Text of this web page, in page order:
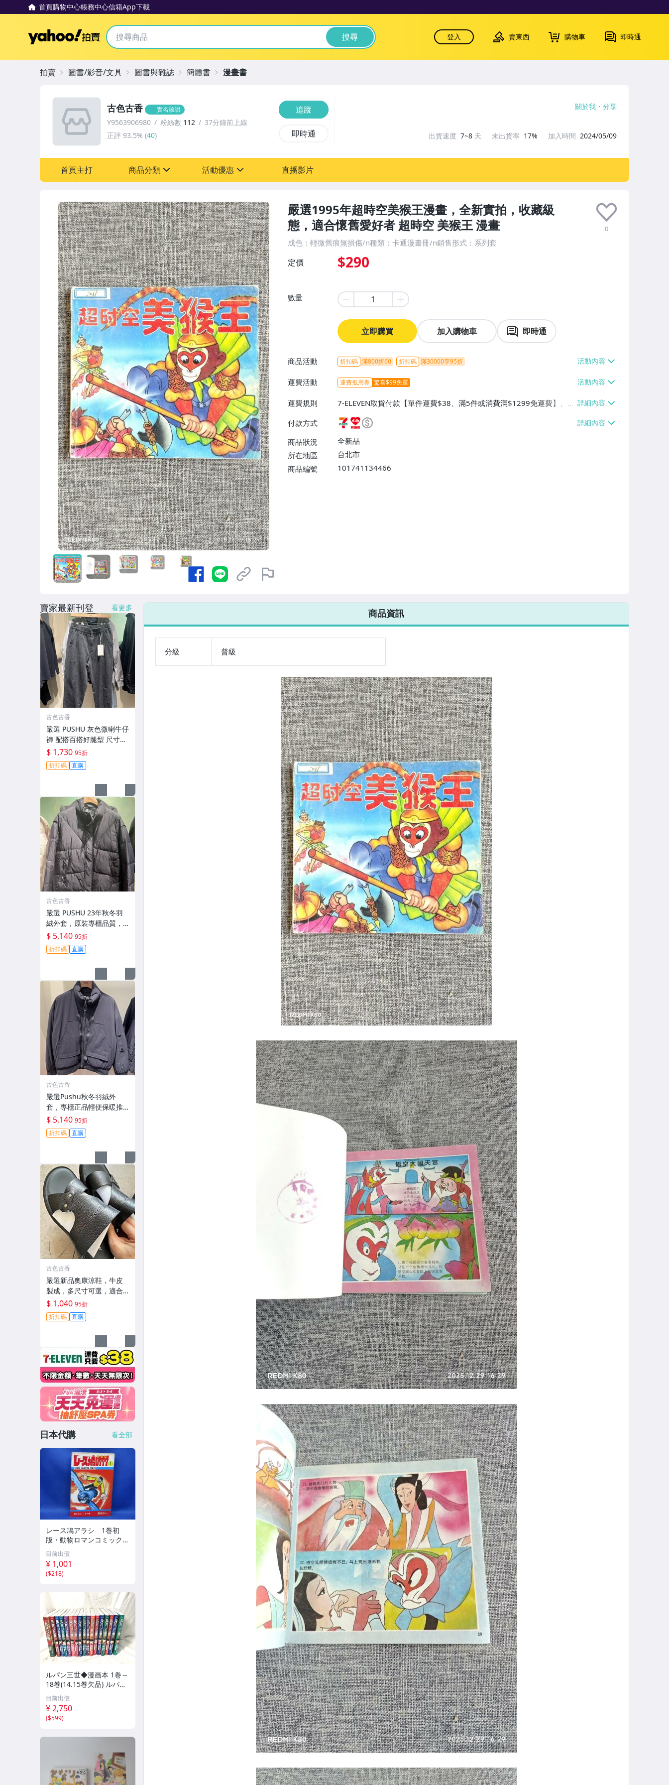
首頁購物中心帳務中心信箱App下載
Yahoo拍賣 搜尋 登入 賣東西 購物車 即時通
嚴選1995年超時空美猴王漫畫，全新實拍，收藏級
態，適合懷舊愛好者 超時空 美猴王 漫畫
0
成色：輕微舊痕無損傷/n種類：卡通漫畫冊/n銷售形式：系列套
定價 $290
數量
立即購買 加入購物車 即時通
商品活動 折扣碼 滿800折60 折扣碼 滿30000享95折
運費活動 運費抵用券 驚喜$99免運
運費規則
7-ELEVEN取貨付款【單件運費$38、滿5件或消費滿$1299免運費】、7-
ELEVEN取貨不付款【免運費】、萊爾富取貨付款【單件運費$60、滿5件
或消費滿$1299免運費】、宅配/貨運【單件運費$120、滿5件或消費滿
$1599免運費】
付款方式
商品狀況
全新品
所在地區
台北市
商品編號
101741134466
古色古香 實名驗證
Y9563906980 粉絲數 112
37分鐘前上線
正評 93.5% (40)
追蹤
即時通
關於我 分享
出貨速度 7~8 天 未出貨率 17% 加入時間 2024/05/09
首頁主打 商品分類
圖書/影音/文具
古董、藝術與礦石
玩具、模型與公仔
男性精品與服飾
女裝與服飾配件
偶像、球員卡與郵幣
手錶與飾品配件
女包精品與女鞋
活動優惠
[全店] 週年慶
直播影片
拍賣 圖書/影音/文具 圖書與雜誌 簡體書 漫畫書
商品資訊
分級 普級
賣家最新刊登 看更多
古色古香
嚴選 PUSHU 灰色微喇牛仔
褲 配搭百搭好腿型 尺寸28
-34 灰色牛仔褲 潮流穿搭
修身設計
$ 1,730 95折
折扣碼 直購
古色古香
嚴選 PUSHU 23年秋冬羽
絨外套，原裝專櫃品質，
輕盈保暖適合過渡季穿搭
換季穿新衣 冬秋 羽絨外套
$ 5,140 95折
折扣碼 直購
古色古香
嚴選Pushu秋冬羽絨外
套，專櫃正品輕便保暖推
薦適合收藏 秋冬羽絨 外套
保暖
$ 5,140 95折
折扣碼 直購
古色古香
嚴選新品奧康涼鞋，牛皮
製成，多尺寸可選，適合
日常搭配收藏 涼鞋 牛皮 奧
康
$ 1,040 95折
折扣碼 直購
日本代購 看全部
レース鳩アラシ 1巻初
版・動物ロマンコミック
ス 飯森広一 秋田書店
チャンピオンコミックス
昭和53年 41120
目前出價
¥ 1,001
($218)
ルパン三世◆漫画本 1巻～
18巻(14.15巻欠品) ルパン
三世 双葉社 モンキー・パ
ンチ 全17冊
目前出價
¥ 2,750
($599)